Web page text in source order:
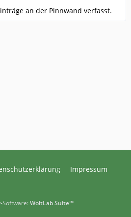
an der Pinnwand verfasst.
Impressum
Software:WoltLab Suite™